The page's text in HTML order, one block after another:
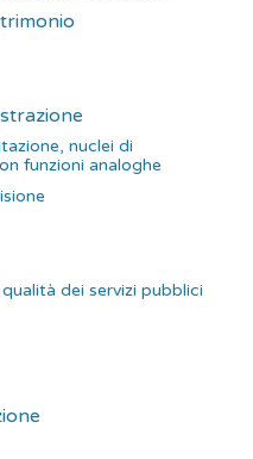
nuclei di
funzioni analoghe
dei servizi pubblici